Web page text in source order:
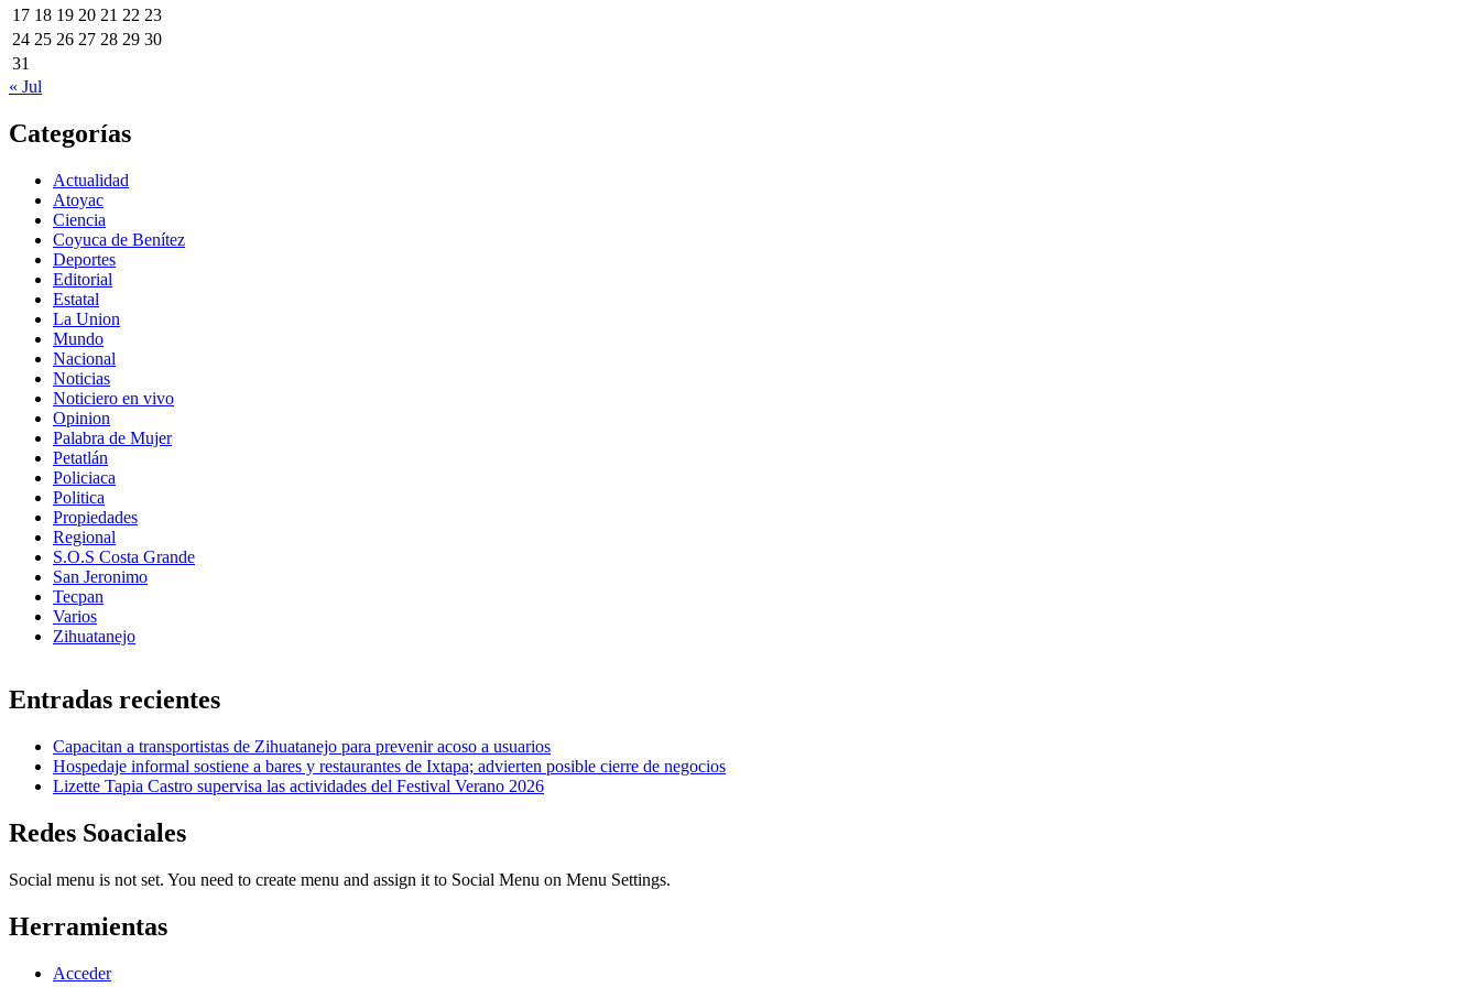
17 18 19 20 21 22 23
24 25 26 27 28 29 30
31
« Jul
Categorías
Actualidad
Atoyac
Ciencia
Coyuca de Benítez
Deportes
Editorial
Estatal
La Union
Mundo
Nacional
Noticias
Noticiero en vivo
Opinion
Palabra de Mujer
Petatlán
Policiaca
Politica
Propiedades
Regional
S.O.S Costa Grande
San Jeronimo
Tecpan
Varios
Zihuatanejo
Entradas recientes
Capacitan a transportistas de Zihuatanejo para prevenir acoso a usuarios
Hospedaje informal sostiene a bares y restaurantes de Ixtapa; advierten posible cierre de negocios
Lizette Tapia Castro supervisa las actividades del Festival Verano 2026
Redes Soaciales
Social menu is not set. You need to create menu and assign it to Social Menu on Menu Settings.
Herramientas
Acceder